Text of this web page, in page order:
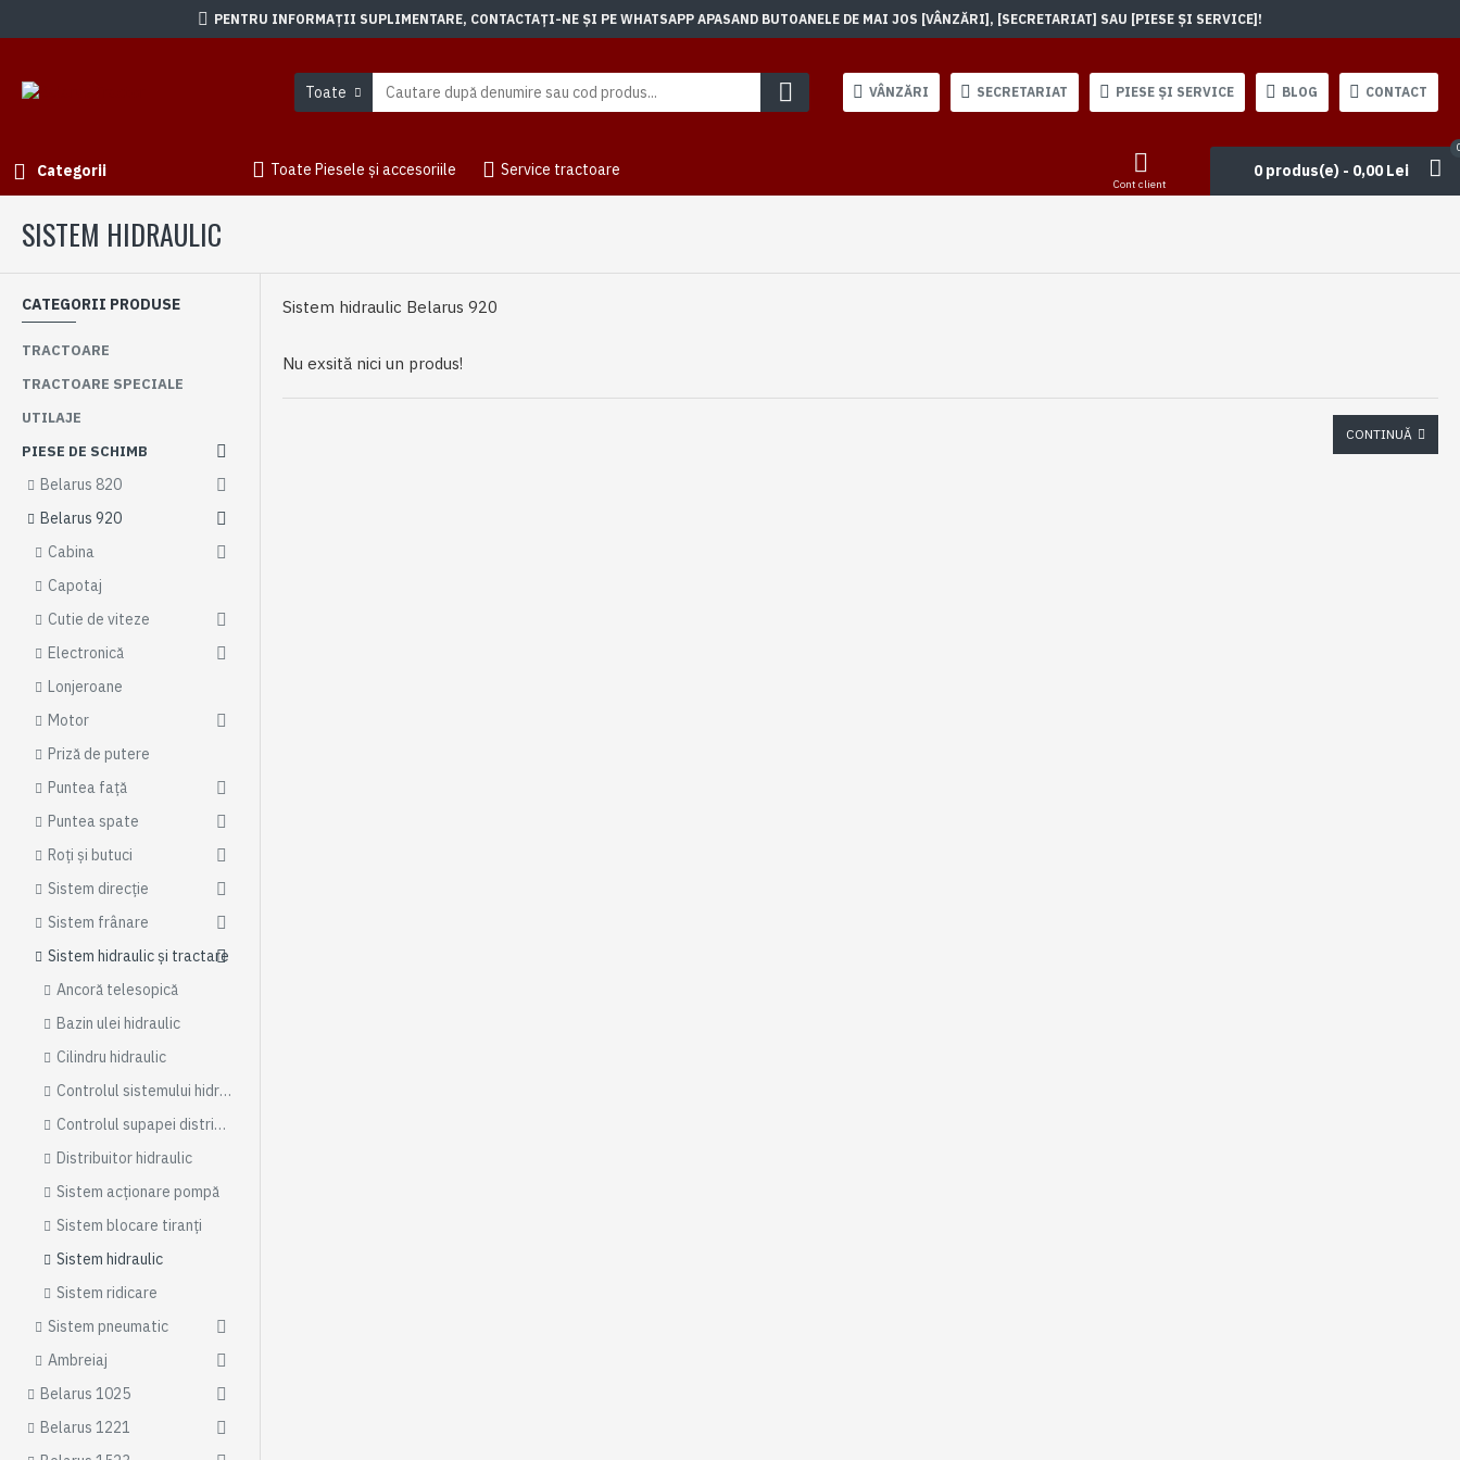
PENTRU INFORMAȚII SUPLIMENTARE, CONTACTAȚI-NE ȘI PE WHATSAPP APASAND BUTOANELE DE MAI JOS [VÂNZĂRI], [SECRETARIAT] SAU [PIESE ȘI SERVICE]!
Toate VÂNZĂRI SECRETARIAT PIESE ȘI SERVICE BLOG CONTACT
Categorii Toate Piesele și accesoriile Service tractoare
Cont client
0 produs(e) - 0,00 Lei
SISTEM HIDRAULIC
CATEGORII PRODUSE
TRACTOARE
TRACTOARE SPECIALE
UTILAJE
PIESE DE SCHIMB
Belarus 820
Belarus 920
Cabina
Capotaj
Cutie de viteze
Electronică
Lonjeroane
Motor
Priză de putere
Puntea față
Puntea spate
Roți și butuci
Sistem direcție
Sistem frânare
Sistem hidraulic și tractare
Ancoră telesopică
Bazin ulei hidraulic
Cilindru hidraulic
Controlul sistemului hidraulic
Controlul supapei distribuitorului hidraulic
Distribuitor hidraulic
Sistem acționare pompă
Sistem blocare tiranți
Sistem hidraulic
Sistem ridicare
Sistem pneumatic
Ambreiaj
Belarus 1025
Belarus 1221
Sistem hidraulic Belarus 920
Nu exsită nici un produs!
CONTINUĂ